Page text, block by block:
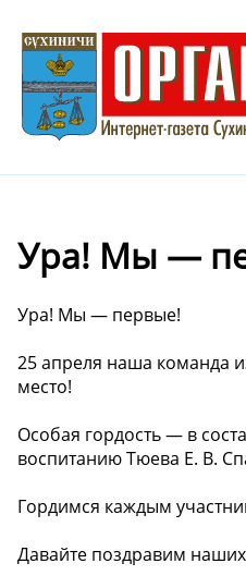
Ура! Мы —
Ура! Мы — первые!
25 апреля наша команда
место!
Особая гордость — в
воспитанию Тюева Е. В.
Гордимся каждым
Давайте поздравим